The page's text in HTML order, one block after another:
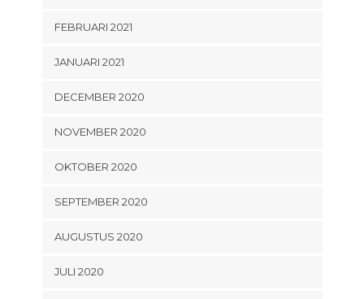
FEBRUARI 2021
JANUARI 2021
DECEMBER 2020
NOVEMBER 2020
OKTOBER 2020
SEPTEMBER 2020
AUGUSTUS 2020
JULI 2020